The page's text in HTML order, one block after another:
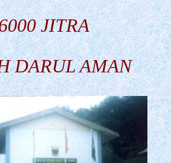
JITRA
DARUL AMAN